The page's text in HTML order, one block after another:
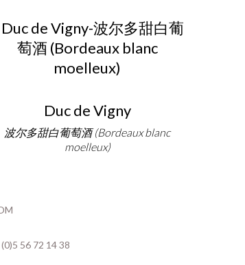
Duc de Vigny
波尔多甜白葡萄酒 (Bordeaux blanc
moelleux)
56 72 14 38